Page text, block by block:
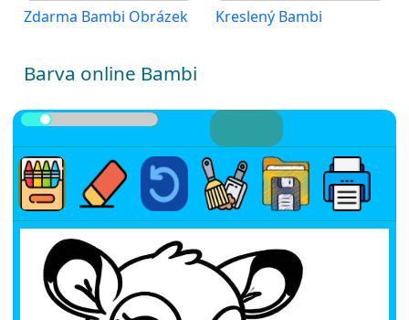
Zdarma Bambi Obrázek Kreslený Bambi
Barva online Bambi